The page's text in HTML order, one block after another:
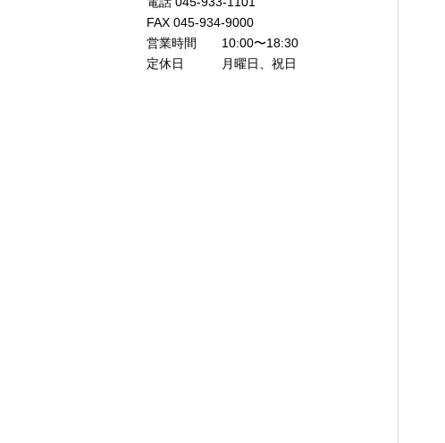
FAX 045-934-9000
営業時間 10:00〜18:30
定休日 月曜日、祝日